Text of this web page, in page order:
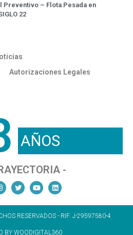
Preventivo – Flota Pesada en
22
Autorizaciones Legales
AÑOS
-
RESERVADOS - RIF. J-29597580-4
BY WOODIGITAL360